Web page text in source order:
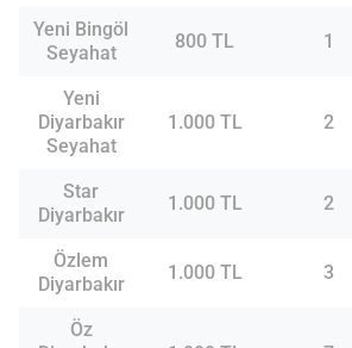
Yeni Bingöl
Seyahat
800 TL 1
Yeni
Diyarbakır
Seyahat
1.000 TL 2
Star
Diyarbakır
1.000 TL 2
Özlem
Diyarbakır
1.000 TL 3
Öz